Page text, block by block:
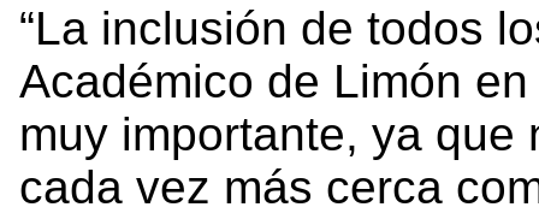
“La inclusión de todos
Académico de Limón
muy importante, ya que
cada vez más cerca